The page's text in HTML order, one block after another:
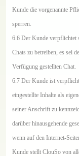
Kunde die vorgenannte
sperren.
6.6 Der Kunde verpflichtet
Chats zu betreiben, es sei
Verfügung gestellten Chat.
6.7 Der Kunde ist
eingestellte Inhalte als
seiner Anschrift zu
darüber hinausgehende
wenn auf den Internet-
Kunde stellt ClouSo von